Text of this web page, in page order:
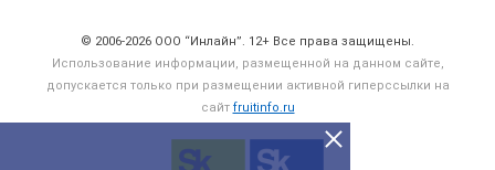
© 2006‑2026 ООО “Инлайн”. 12+ Все права защищены.
Использование информации, размещенной на данном сайте,
допускается только при размещении активной гиперссылки на
сайт fruitinfo.ru